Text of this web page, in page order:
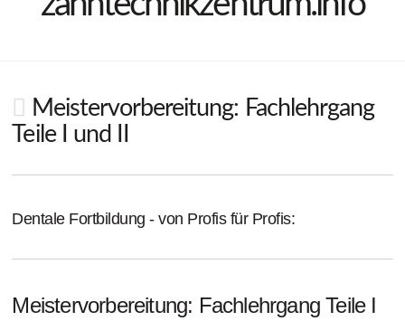
Meistervorbereitung: Fachlehrgang
Teile I und II
Dentale Fortbildung - von Profis für Profis:
Meistervorbereitung: Fachlehrgang Teile I